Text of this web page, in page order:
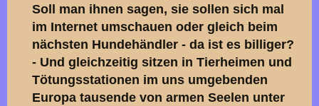
Soll man ihnen sagen, sie sollen sich mal
im Internet umschauen oder gleich beim
nächsten Hundehändler - da ist es billiger?
- Und gleichzeitig sitzen in Tierheimen und
Tötungsstationen im uns umgebenden
Europa tausende von armen Seelen unter